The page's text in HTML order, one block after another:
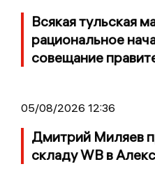
Всякая тульская
рациональное
совещание
05/08/2026 12:36
Дмитрий Миляев
складу WB в